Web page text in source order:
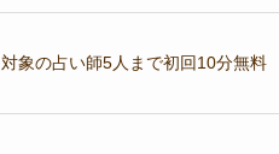
対象の占い師5人まで初回10分無料